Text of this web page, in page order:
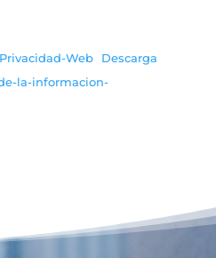
Web
Descarga
la-informacion-